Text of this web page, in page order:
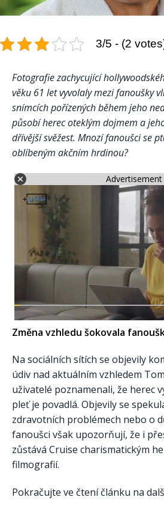
3/5 - (2
Fotografie zachycující
věku 61 let vyvolaly mezi fanoušky
snímcích pořízených během jeho
působí herec oteklým dojmem a
dřívější svěžest. Mnozí fanoušci se
oblíbeným akčním hrdinou?
Advertisement
Změna vzhledu šokovala
Na sociálních sítích se objevily
údiv nad aktuálním vzhledem
uživatelé poznamenali, že herec
pleť je povadlá. Objevily se
zdravotních problémech nebo o
fanoušci však upozorňují, že i
zůstává Cruise charismatickým
filmografií.
Pokračujte ve čtení článku na